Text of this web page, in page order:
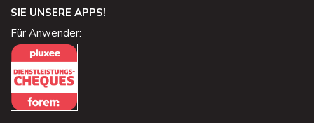
SIE UNSERE APPS!
Für Anwender: